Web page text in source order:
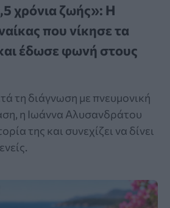
χρόνια ζωής»: Η
που νίκησε τα
έδωσε φωνή στους
τη διάγνωση με πνευμονική
η Ιωάννα Αλυσανδράτου
της και συνεχίζει να δίνει